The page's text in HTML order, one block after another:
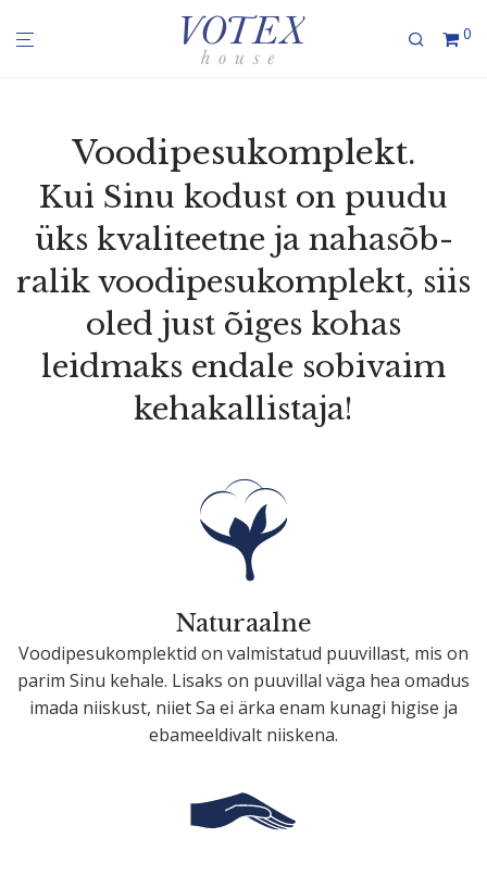
0
Voodi­pe­su­komplekt.
Kui Sinu kodust on puudu
üks kvali­teetne ja nahasõb­
ralik voodi­pe­su­komplekt, siis
oled just õiges kohas
leidmaks endale sobivaim
kehakallistaja!
Naturaalne
Voodi­pe­su­komp­lektid on valmis­tatud puuvillast, mis on
parim Sinu kehale. Lisaks on puuvillal väga hea omadus
imada niiskust, niiet Sa ei ärka enam kunagi higise ja
ebameel­divalt niiskena.